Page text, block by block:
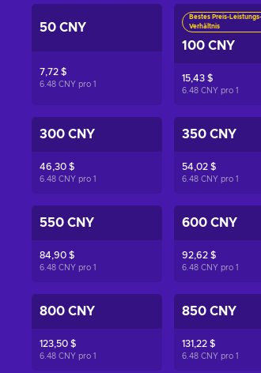
50 CNY
7,72 $
6.48 CNY pro 1
Bestes Preis-Leistungs-
Verhältnis
100 CNY
15,43 $
6.48 CNY pro 1
300 CNY
46,30 $
6.48 CNY pro 1
350 CNY
54,02 $
6.48 CNY pro 1
550 CNY
84,90 $
6.48 CNY pro 1
600 CNY
92,62 $
6.48 CNY pro 1
800 CNY
123,50 $
6.48 CNY pro 1
850 CNY
131,22 $
6.48 CNY pro 1